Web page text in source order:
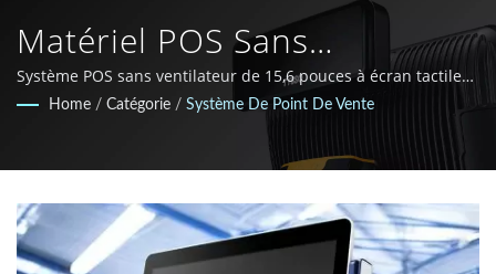
Matériel POS Sans
Ventilateur De 15,6 Pouces
Conçu Pour Les Entrepôts Et
La Logistique | Magasin
Unique Pour Les Solutions
POS Et D'auto-Identification
Système POS sans ventilateur de 15,6 pouces à écran tactile
spécialement conçu pour les entrepôts et la logistique.
Home / Catégorie / Système De Point De Vente